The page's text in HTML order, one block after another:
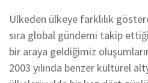
Ülkeden ülkeye farklılık
sıra global gündemi takip
bir araya geldiğimiz
2003 yılında benzer kültürel